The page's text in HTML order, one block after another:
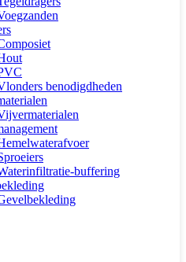
benodigdheden
buffering